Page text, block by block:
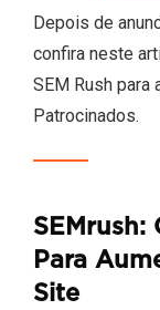
Depois de
confira neste
SEM Rush para
Patrocinados.
SEMrush:
Para
Site